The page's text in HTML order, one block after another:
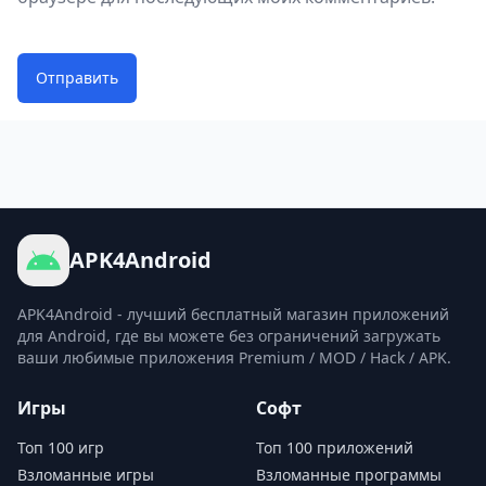
Отправить
APK4Android
APK4Android - лучший бесплатный магазин приложений
для Android, где вы можете без ограничений загружать
ваши любимые приложения Premium / MOD / Hack / APK.
Игры
Топ 100 игр
Взломанные игры
Софт
Топ 100 приложений
Взломанные программы